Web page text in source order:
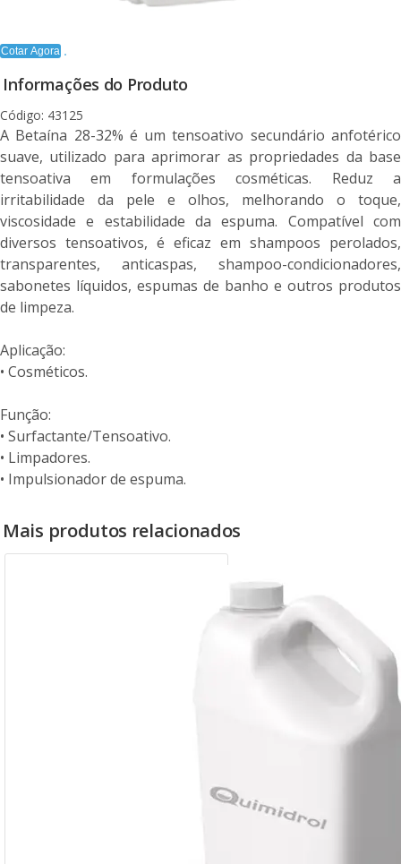
Cotar Agora
Informações do Produto
Código: 43125
A Betaína 28-32% é um tensoativo secundário anfotérico
suave, utilizado para aprimorar as propriedades da base
tensoativa em formulações cosméticas. Reduz a
irritabilidade da pele e olhos, melhorando o toque,
viscosidade e estabilidade da espuma. Compatível com
diversos tensoativos, é eficaz em shampoos perolados,
transparentes, anticaspas, shampoo-condicionadores,
sabonetes líquidos, espumas de banho e outros produtos
de limpeza.
Aplicação:
• Cosméticos.
Função:
• Surfactante/Tensoativo.
• Limpadores.
• Impulsionador de espuma.
Mais produtos relacionados